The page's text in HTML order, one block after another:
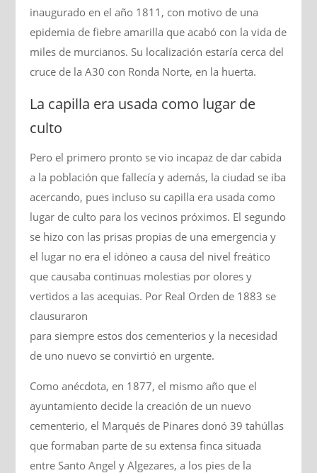
inaugurado en el año 1811, con motivo de una
epidemia de fiebre amarilla que acabó con la vida de
miles de murcianos. Su localización estaría cerca del
cruce de la A30 con Ronda Norte, en la huerta.
La capilla era usada como lugar de
culto
Pero el primero pronto se vio incapaz de dar cabida
a la población que fallecía y además, la ciudad se iba
acercando, pues incluso su capilla era usada como
lugar de culto para los vecinos próximos. El segundo
se hizo con las prisas propias de una emergencia y
el lugar no era el idóneo a causa del nivel freático
que causaba continuas molestias por olores y
vertidos a las acequias. Por Real Orden de 1883 se
clausuraron
para siempre estos dos cementerios y la necesidad
de uno nuevo se convirtió en urgente.
Como anécdota, en 1877, el mismo año que el
ayuntamiento decide la creación de un nuevo
cementerio, el Marqués de Pinares donó 39 tahúllas
que formaban parte de su extensa finca situada
entre Santo Angel y Algezares, a los pies de la